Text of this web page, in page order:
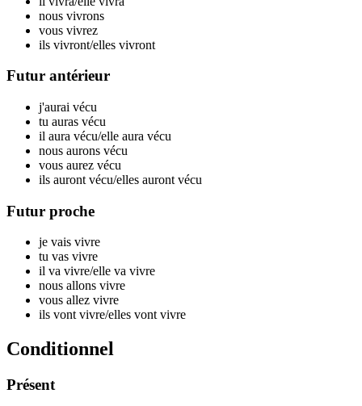
nous vivrons
vous vivrez
ils vivront/elles vivront
Futur antérieur
j'aurai vécu
tu auras vécu
il aura vécu/elle aura vécu
nous aurons vécu
vous aurez vécu
ils auront vécu/elles auront vécu
Futur proche
je vais vivre
tu vas vivre
il va vivre/elle va vivre
nous allons vivre
vous allez vivre
ils vont vivre/elles vont vivre
Conditionnel
Présent